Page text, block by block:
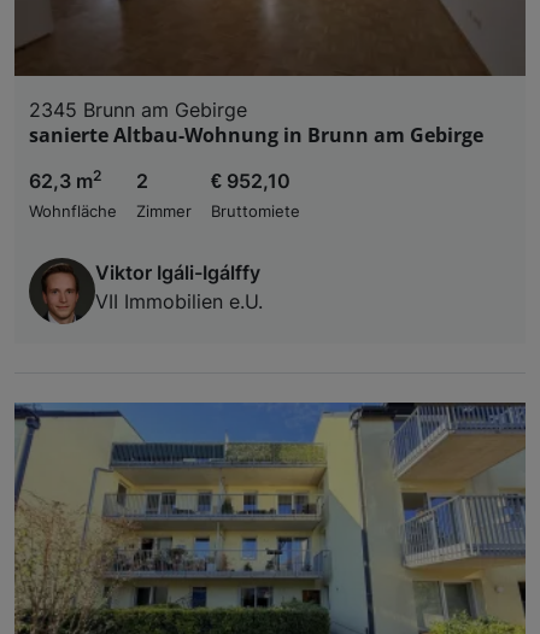
2345 Brunn am Gebirge
sanierte Altbau-Wohnung in Brunn am Gebirge
62,3 m2
Wohnfläche
2
Zimmer
€ 952,10
Bruttomiete
Viktor Igáli-Igálffy
VII Immobilien e.U.